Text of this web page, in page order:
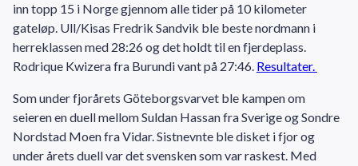
inn topp 15 i Norge gjennom alle tider på 10 kilometer
gateløp. Ull/Kisas Fredrik Sandvik ble beste nordmann i
herreklassen med 28:26 og det holdt til en fjerdeplass.
Rodrique Kwizera fra Burundi vant på 27:46. Resultater.
Som under fjorårets Göteborgsvarvet ble kampen om
seieren en duell mellom Suldan Hassan fra Sverige og Sondre
Nordstad Moen fra Vidar. Sistnevnte ble disket i fjor og
under årets duell var det svensken som var raskest. Med